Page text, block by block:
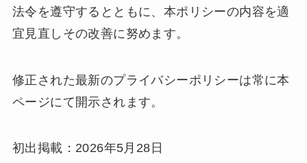
法令を遵守するとともに、本ポリシーの内容を適
宜見直しその改善に努めます。
修正された最新のプライバシーポリシーは常に本
ページにて開示されます。
初出掲載：2026年5月28日